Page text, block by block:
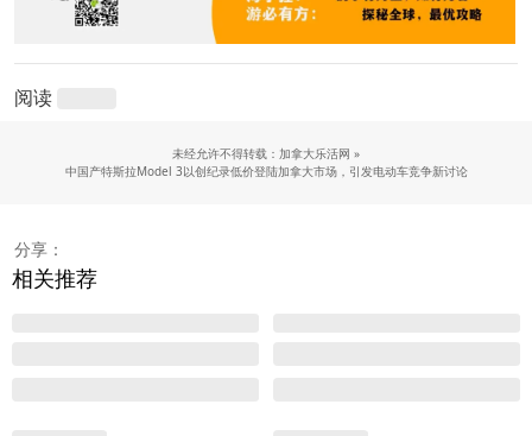
阅读
未经允许不得转载：加拿大乐活网 »
中国产特斯拉Model 3以创纪录低价登陆加拿大市场，引发电动车竞争新讨论
分享：
相关推荐